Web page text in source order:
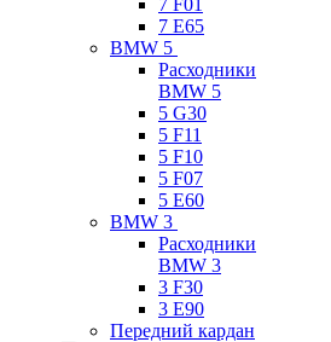
7 F01
7 E65
BMW 5
Расходники
BMW 5
5 G30
5 F11
5 F10
5 F07
5 E60
BMW 3
Расходники
BMW 3
3 F30
3 E90
Передний кардан